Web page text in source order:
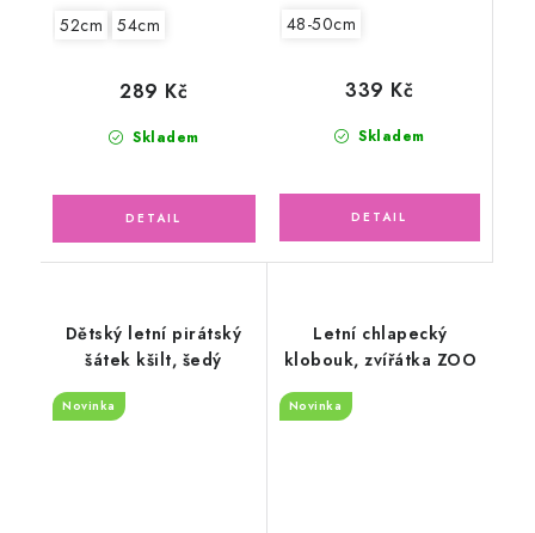
52cm 54cm
Skladem
289 Kč
48-50cm
Skladem
339 Kč
Dětský letní pirátský
šátek kšilt, šedý
Novinka
Letní chlapecký
klobouk, zvířátka ZOO
Novinka